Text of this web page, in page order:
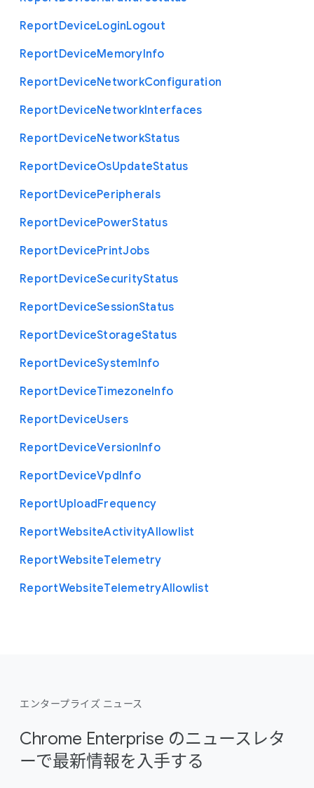
ReportDeviceLoginLogout
ReportDeviceMemoryInfo
ReportDeviceNetworkConfiguration
ReportDeviceNetworkInterfaces
ReportDeviceNetworkStatus
ReportDeviceOsUpdateStatus
ReportDevicePeripherals
ReportDevicePowerStatus
ReportDevicePrintJobs
ReportDeviceSecurityStatus
ReportDeviceSessionStatus
ReportDeviceStorageStatus
ReportDeviceSystemInfo
ReportDeviceTimezoneInfo
ReportDeviceUsers
ReportDeviceVersionInfo
ReportDeviceVpdInfo
ReportUploadFrequency
ReportWebsiteActivityAllowlist
ReportWebsiteTelemetry
ReportWebsiteTelemetryAllowlist
エンタープライズ ニュース
Chrome Enterprise のニュースレタ
ーで最新情報を入手する